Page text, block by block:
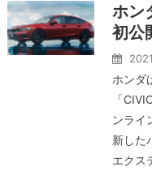
ホン
初公
ホンダ
「
ンライ
新した
エクス